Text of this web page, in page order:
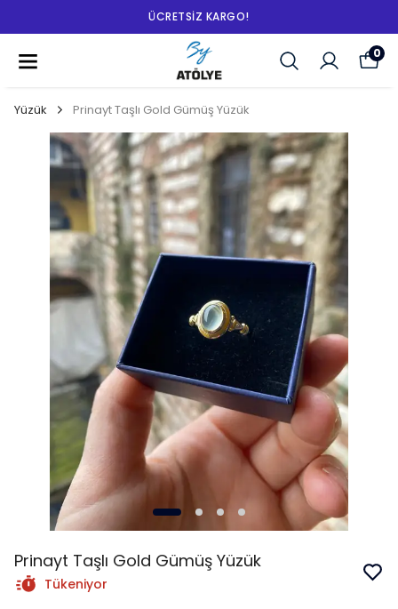
ÜCRETSIZ KARGO!
0
Yüzük Prinayt Taşlı Gold Gümüş Yüzük
Prinayt Taşlı Gold Gümüş Yüzük
Tükeniyor